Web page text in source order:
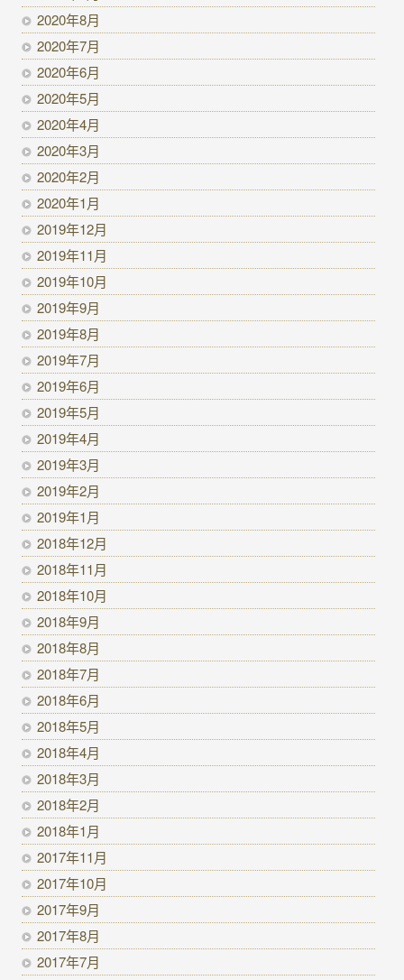
2020年8月
2020年7月
2020年6月
2020年5月
2020年4月
2020年3月
2020年2月
2020年1月
2019年12月
2019年11月
2019年10月
2019年9月
2019年8月
2019年7月
2019年6月
2019年5月
2019年4月
2019年3月
2019年2月
2019年1月
2018年12月
2018年11月
2018年10月
2018年9月
2018年8月
2018年7月
2018年6月
2018年5月
2018年4月
2018年3月
2018年2月
2018年1月
2017年11月
2017年10月
2017年9月
2017年8月
2017年7月